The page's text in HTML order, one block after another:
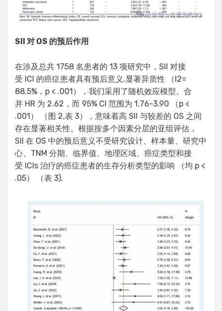
SII 对 OS 的预后作用
在涉及总共 1758 名患者的 13 项研究中，SII 对接
受 ICI 的癌症患者具有预后意义.显著异质性 （I2=
88.5%，p < .001），我们采用了随机效应模型。合
并 HR 为 2.62，而 95% CI 范围为 1.76-3.90 （p <
.001） （图 2,表 3），意味着高 SII 与较差的 OS 之间
存在显著相关性。根据按多个因素分层的亚组评估，
SII 在 OS 中的预后意义不受研究设计、样本量、研究中
心、TNM 分期、临界值、地理区域、癌症类型和接
受 ICIs 治疗的癌症患者的生存分析类型的影响 （均 p <
.05） （表 3).